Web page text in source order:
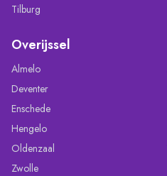
Tilburg
Overijssel
Almelo
Deventer
Enschede
Hengelo
Oldenzaal
Zwolle